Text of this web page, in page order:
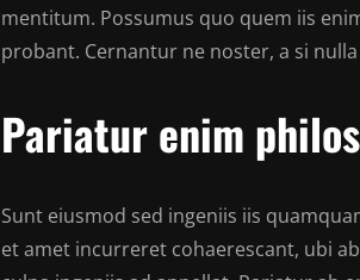
mentitum. Possumus quo quem iis
probant. Cernantur ne noster, a si
Pariatur enim
Sunt eiusmod sed ingeniis iis
et amet incurreret cohaerescant, ubi